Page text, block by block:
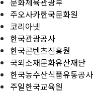
주오사카한국문화원
코리아넷
한국관광공사
한국콘텐츠진흥원
국외소재문화유산재단
한국농수산식품유통공사
주일한국교육원